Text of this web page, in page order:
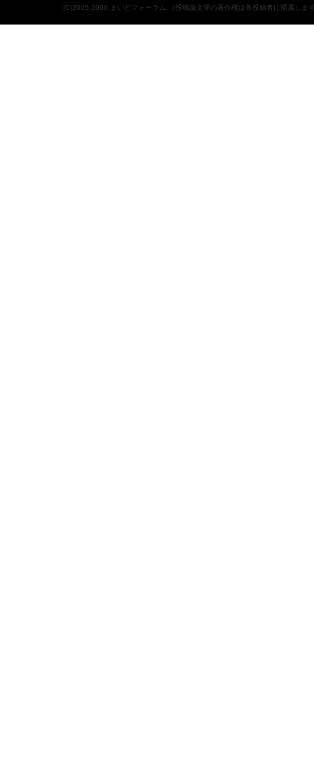
(C)2005-2008 まいどフォーラム.（投稿論文等の著作権は各投稿者に帰属しま